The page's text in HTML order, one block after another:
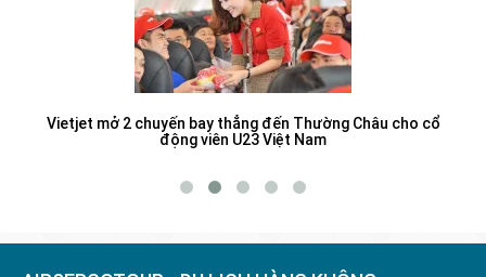
mở 2 chuyến bay thẳng đến Thường Châu cho cổ
động viên U23 Việt Nam
Điểm